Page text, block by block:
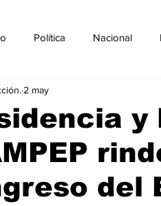
Política Nacional
Salud
y
del
2 may